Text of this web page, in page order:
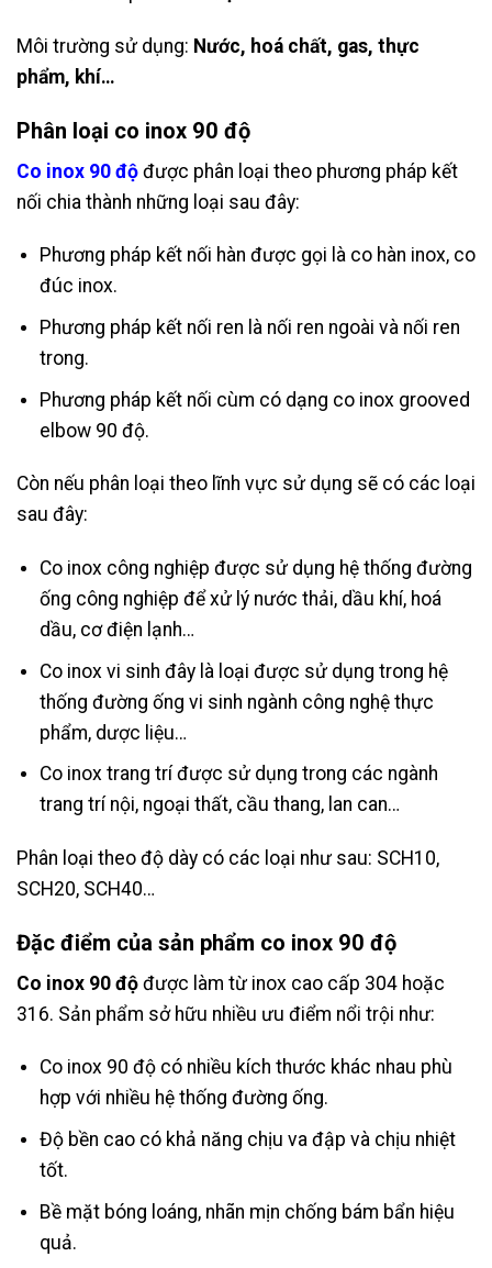
Môi trường sử dụng: Nước, hoá chất, gas, thực
phẩm, khí…
Phân loại co inox 90 độ
Co inox 90 độ được phân loại theo phương pháp kết
nối chia thành những loại sau đây:
Phương pháp kết nối hàn được gọi là co hàn inox, co
đúc inox.
Phương pháp kết nối ren là nối ren ngoài và nối ren
trong.
Phương pháp kết nối cùm có dạng co inox grooved
elbow 90 độ.
Còn nếu phân loại theo lĩnh vực sử dụng sẽ có các loại
sau đây:
Co inox công nghiệp được sử dụng hệ thống đường
ống công nghiệp để xử lý nước thải, dầu khí, hoá
dầu, cơ điện lạnh…
Co inox vi sinh đây là loại được sử dụng trong hệ
thống đường ống vi sinh ngành công nghệ thực
phẩm, dược liệu…
Co inox trang trí được sử dụng trong các ngành
trang trí nội, ngoại thất, cầu thang, lan can…
Phân loại theo độ dày có các loại như sau: SCH10,
SCH20, SCH40…
Đặc điểm của sản phẩm co inox 90 độ
Co inox 90 độ được làm từ inox cao cấp 304 hoặc
316. Sản phẩm sở hữu nhiều ưu điểm nổi trội như:
Co inox 90 độ có nhiều kích thước khác nhau phù
hợp với nhiều hệ thống đường ống.
Độ bền cao có khả năng chịu va đập và chịu nhiệt
tốt.
Bề mặt bóng loáng, nhãn mịn chống bám bẩn hiệu
quả.